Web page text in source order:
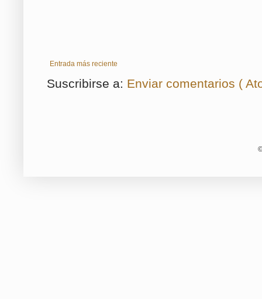
Entrada más reciente
Suscribirse a: Enviar comentarios (